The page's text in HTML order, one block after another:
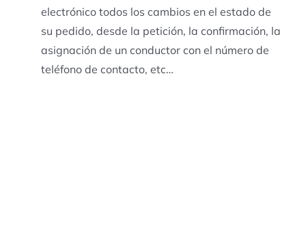
electrónico todos los cambios en el estado de
su pedido, desde la petición, la confirmación, la
asignación de un conductor con el número de
teléfono de contacto, etc…